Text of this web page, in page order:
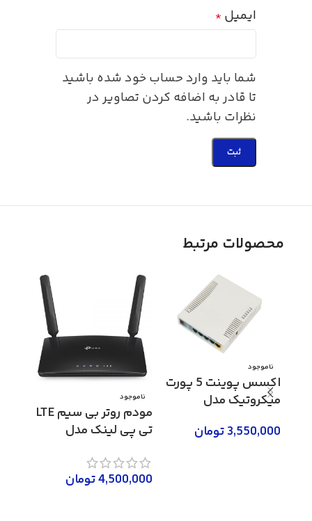
ایمیل *
شما باید وارد حساب خود شده باشید
تا قادر به اضافه کردن تصاویر در
نظرات باشید.
محصولات مرتبط
ناموجود
اکسس پوینت 5 پورت
میکروتیک مدل
3,550,000تومان
ناموجود
مودم روتر بی سیم LTE
تی پی لینک مدل
4,500,000تومان